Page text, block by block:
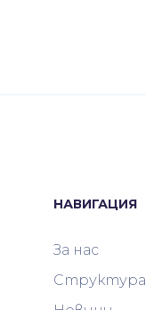
НАВИГАЦИЯ
За нас
Структура